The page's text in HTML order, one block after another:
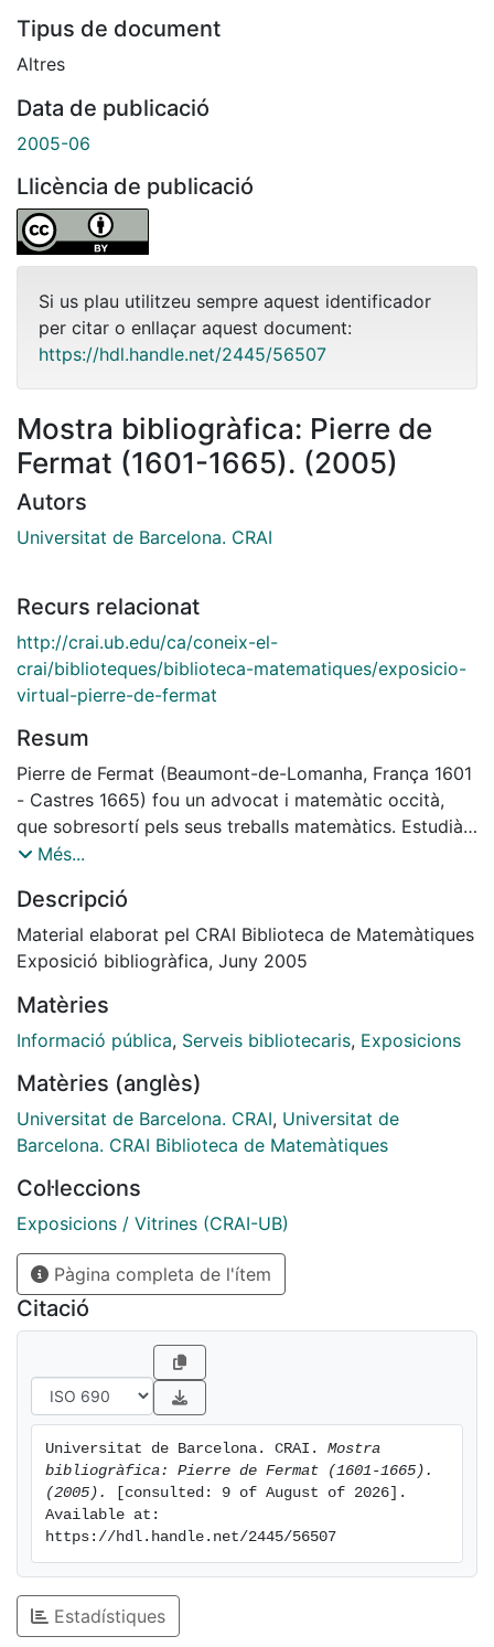
Tipus de document
Altres
Data de publicació
2005-06
Llicència de publicació
Si us plau utilitzeu sempre aquest identificador
per citar o enllaçar aquest document:
https://hdl.handle.net/2445/56507
Mostra bibliogràfica: Pierre de
Fermat (1601-1665). (2005)
Autors
Universitat de Barcelona. CRAI
Recurs relacionat
http://crai.ub.edu/ca/coneix-el-
crai/biblioteques/biblioteca-matematiques/exposicio-
virtual-pierre-de-fermat
Resum
Pierre de Fermat (Beaumont-de-Lomanha, França 1601
- Castres 1665) fou un advocat i matemàtic occità,
que sobresortí pels seus treballs matemàtics. Estudià
a Tolosa de Llenguadoc. Introduí per primera vegada
nombres i és considerat el creador de la moderna
teoria dels nombres. Amb René Descartes, aplicà
l'àlgebra a la geometria, i, amb Blaise Pascal, fundà la
variables infinitesimals als problemes de quadratura,
de càlcul de màxims i mínims i a la construcció de
mathematica, on es recull l'obra de Fermat. A més, és
conegut per l'Últim Teorema de Fermat, així com pel
Petit Teorema de Fermat.
El CRAI Biblioteca de Matemàtiques us ofereix una
mostra de llibres sobre aquest reconegut matemàtic.
Més...
Descripció
Material elaborat pel CRAI Biblioteca de Matemàtiques
Exposició bibliogràfica, Juny 2005
Matèries
Informació pública, Serveis bibliotecaris, Exposicions
Matèries (anglès)
Universitat de Barcelona. CRAI, Universitat de
Barcelona. CRAI Biblioteca de Matemàtiques
Col·leccions
Exposicions / Vitrines (CRAI-UB)
Pàgina completa de l'ítem
Citació
Universitat de Barcelona. CRAI. Mostra
bibliogràfica: Pierre de Fermat (1601-1665).
(2005).
[consulted: 9 of August of 2026].
Available at:
https://hdl.handle.net/2445/56507
Estadístiques